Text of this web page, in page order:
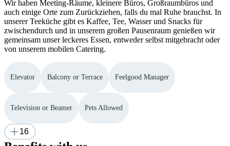
Wir haben Meeting-Räume, kleinere Büros, Großraumbüros und
auch einige Orte zum Zurückziehen, falls du mal Ruhe brauchst. In
unserer Teeküche gibt es Kaffee, Tee, Wasser und Snacks für
zwischendurch und in unserem großen Pausenraum genießen wir
gemeinsam unser leckeres Essen, entweder selbst mitgebracht oder
von unserem mobilen Catering.
Elevator Balcony or Terrace Feelgood Manager
Television or Beamer Pets Allowed
16